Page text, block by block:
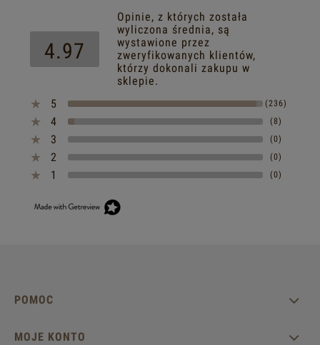
4.97
Opinie, z których została
wyliczona średnia, są
wystawione przez
zweryfikowanych klientów,
którzy dokonali zakupu w
sklepie.
5
(236)
4 (8)
3 (0)
2 (0)
1 (0)
POMOC
MOJE KONTO